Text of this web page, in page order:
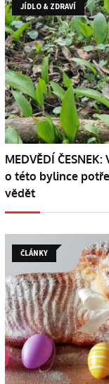
JÍDLO & ZDRAVÍ
MEDVĚDÍ ČESNEK:
o této bylince
vědět
ČLÁNKY